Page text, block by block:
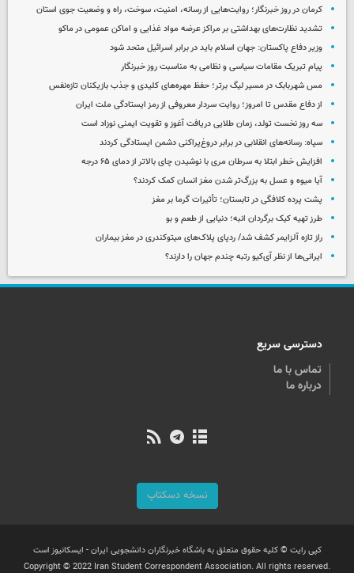
کرمان در روز خبرنگار؛ روایت‌هایی از رسانه، امنیت، سوخت، راه و وضعیت جوی استان
تشدید نظارت‌های بهداشتی بر مراکز عرضه مواد غذایی و اماکن عمومی در ماکو
وزیر دفاع پاکستان: جهان اسلام باید در برابر اسرائیل متحد شود
پیام تبریک مقامات سیاسی و نظامی به مناسبت روز خبرنگار
مس شهربابک در مسیر لیگ برتر؛ حفظ مهره‌های کلیدی و جذب بازیکنان تازه‌نفس
از دفاع مقدس تا امروز؛ روایت سردار معروفی از رمز ایستادگی ملت ایران
سه روز نخست تولد، زمان طلایی دریافت آغوز و تقویت ایمنی نوزاد است
سپاه: رسانه‌های انقلابی در برابر دروغ‌پراکنی دشمن ایستادگی کردند
افزایش خطر ابتلا به سرطان مری با نوشیدن چای بالاتر از دمای ۶۵ درجه
آیا میوه و عسل به بزرگ‌تر شدن مغز انسان کمک کردند؟
پشت پرده کلافگی در تابستان؛ تأثیرات گرما بر مغز
طرز تهیه کیک برگردان انبه؛ دنیایی از طعم و بو
راز تازه آلزایمر کشف شد/ ردپای پلاک‌های میتوکندری در مغز بیماران
ایرانی‌ها از نظر آی‌کیو رتبه چندم جهان را دارند؟
دسترسی سریع
تماس با ما
درباره ما
نسخه دسکتاپ
کپی رایت © کلیه حقوق متعلق به باشگاه خبرنگاران دانشجویی ایران - ایسکانیوز است
Copyright © 2022 Iran Student Correspondent Association. All rights reserved.